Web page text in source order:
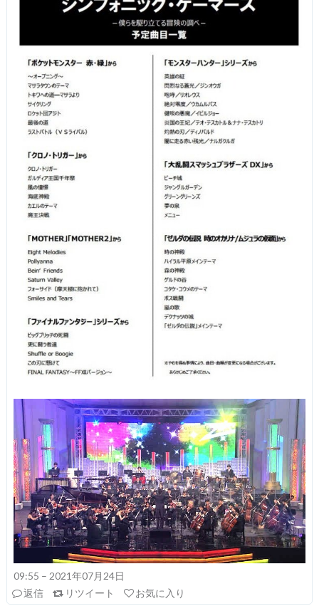
09:55 – 2021年07月24日
返信
リツイート お気に入り